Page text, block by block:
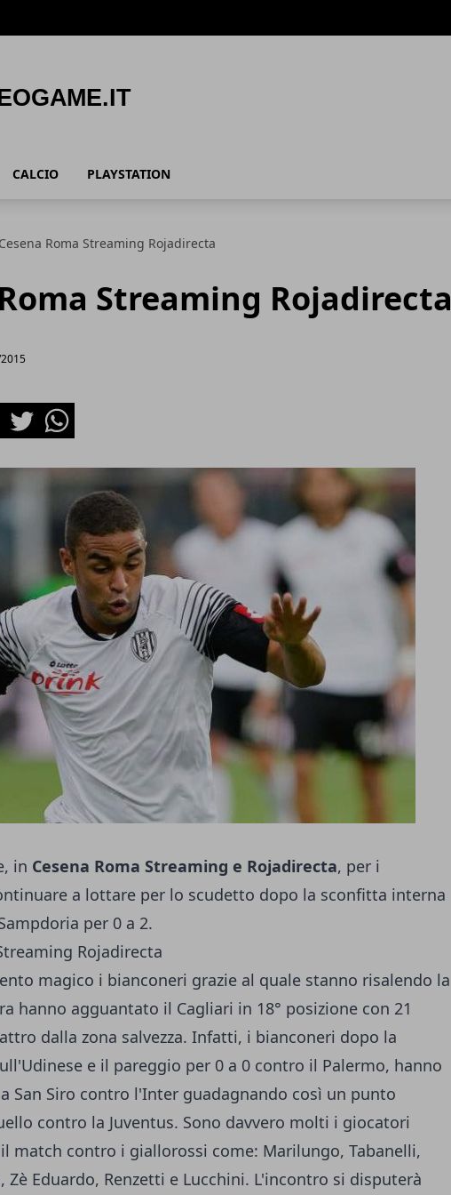
CALCIO PLAYSTATION
Cesena Roma Streaming Rojadirecta
Streaming Rojadirecta
TwitterWhatsapp
in Cesena Roma Streaming e Rojadirecta, per i
a lottare per lo scudetto dopo la sconfitta interna
per 0 a 2.
magico i bianconeri grazie al quale stanno risalendo la
hanno agguantato il Cagliari in 18° posizione con 21
dalla zona salvezza. Infatti, i bianconeri dopo la
e il pareggio per 0 a 0 contro il Palermo, hanno
San Siro contro l'Inter guadagnando così un punto
contro la Juventus. Sono davvero molti i giocatori
match contro i giallorossi come: Marilungo, Tabanelli,
Zè Eduardo, Renzetti e Lucchini. L'incontro si disputerà